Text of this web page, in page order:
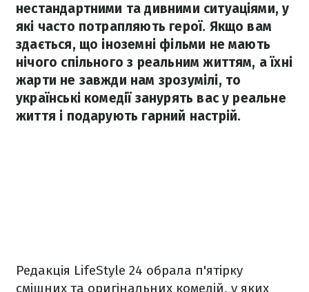
нестандартними та дивними ситуаціями, у
які часто потрапляють герої. Якщо вам
здається, що іноземні фільми не мають
нічого спільного з реальним життям, а їхні
жарти не завжди нам зрозумілі, то
українські комедії занурять вас у реальне
життя і подарують гарний настрій.
Редакція LifeStyle 24 обрала п'ятірку
смішних та оригінальних комедій, у яких